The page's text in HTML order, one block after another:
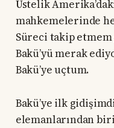
Üstelik
mahkemelerinde
Süreci takip
Bakü’yü merak
Bakü’ye uçtum.
Bakü’ye ilk
elemanlarından